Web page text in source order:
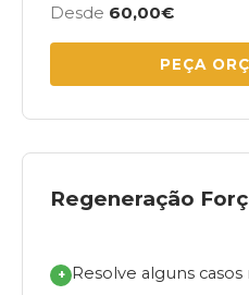
Desde 60,00€
PEÇA
Regeneração
+ Resolve alguns